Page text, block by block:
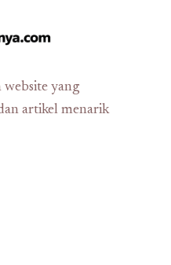
yang
artikel menarik